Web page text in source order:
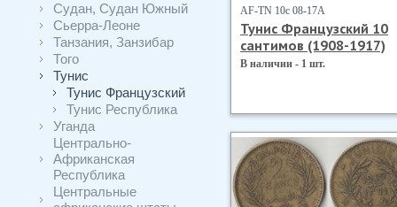
Судан, Судан Южный
Сьерра-Леоне
Танзания, Занзибар
Того
Тунис
Тунис Французский
Тунис Республика
Уганда
Центрально-
Африканская
Республика
Центральные
AF-TN 10с 08-17А
Тунис Французский 10
сантимов (1908-1917)
В наличии - 1 шт.